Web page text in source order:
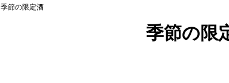
季節の限定酒
季節の限